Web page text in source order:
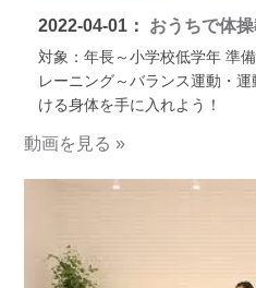
2022-04-01： おうちで体操
対象：年長～小学校低学年 準
レーニング～バランス運動・
ける身体を手に入れよう！
動画を見る »